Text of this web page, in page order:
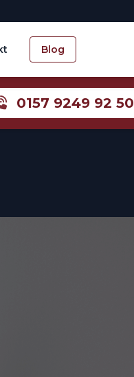
Blog
0157 9249 92 50